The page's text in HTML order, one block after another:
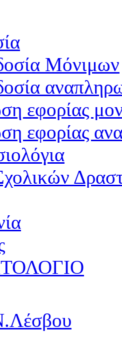
Μόνιμων
εφορίας
εφορίας